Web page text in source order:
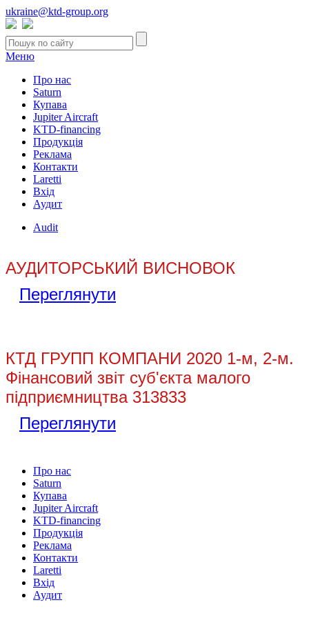
ukraine@ktd-group.org
Меню
Про нас
Saturn
Купава
Jupiter Aircraft
KTD-financing
Продукція
Реклама
Контакти
Laretti
Вхід
Аудит
Audit
АУДИТОРСЬКИЙ ВИСНОВОК
Переглянути
КТД ГРУПП КОМПАНИ 2020 1-м, 2-м.
Фінансовий звіт суб'єкта малого
підприємництва 313833
Переглянути
Про нас
Saturn
Купава
Jupiter Aircraft
KTD-financing
Продукція
Реклама
Контакти
Laretti
Вхід
Аудит